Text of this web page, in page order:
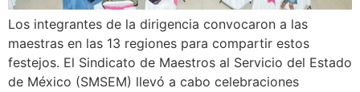
Los integrantes de la dirigencia convocaron a las
maestras en las 13 regiones para compartir estos
festejos. El Sindicato de Maestros al Servicio del Estado
de México (SMSEM) llevó a cabo celebraciones